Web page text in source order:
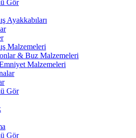
Gör
Ayakkabıları
Malzemeleri
& Buz Malzemeleri
Malzemeleri
Gör
Gör